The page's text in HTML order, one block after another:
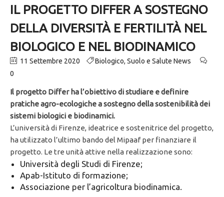
IL PROGETTO DIFFER A SOSTEGNO
DELLA DIVERSITÀ E FERTILITÀ NEL
BIOLOGICO E NEL BIODINAMICO
11 Settembre 2020 Biologico, Suolo e Salute News
0
Il progetto Differ ha l’obiettivo di studiare e definire
pratiche agro-ecologiche a sostegno della sostenibilità dei
sistemi biologici e biodinamici.
L’università di Firenze, ideatrice e sostenitrice del progetto,
ha utilizzato l’ultimo bando del Mipaaf per finanziare il
progetto. Le tre unità attive nella realizzazione sono:
Università degli Studi di Firenze;
Apab-Istituto di formazione;
Associazione per l’agricoltura biodinamica.